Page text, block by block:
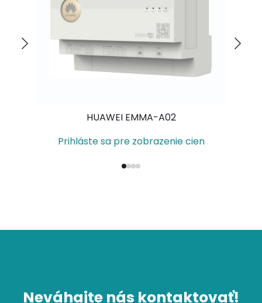
HUAWEI EMMA-A02
Prihláste sa pre zobrazenie cien
Neváhajte nás kontaktovať!